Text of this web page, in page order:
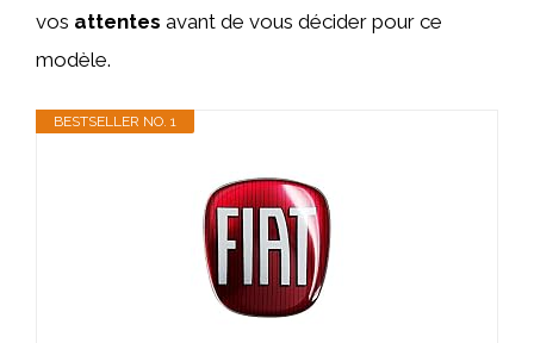
vos attentes avant de vous décider pour ce
modèle.
BESTSELLER NO. 1